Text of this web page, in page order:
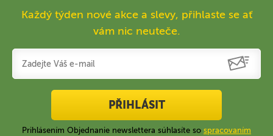
Každý týden nové akce a slevy, přihlaste se ať
vám nic neuteče.
PŘIHLÁSIT
Prihlásením Objednanie newslettera súhlasíte so spracovaním